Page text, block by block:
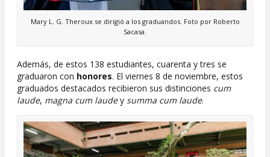
Mary L. G. Theroux se dirigió a los graduandos. Foto por Roberto
Sacasa.
Además, de estos 138 estudiantes, cuarenta y tres se
graduaron con honores. El viernes 8 de noviembre, estos
graduados destacados recibieron sus distinciones cum
laude, magna cum laudey summa cum laude.